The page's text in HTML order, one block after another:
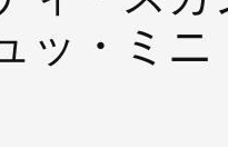
ッ・ミ